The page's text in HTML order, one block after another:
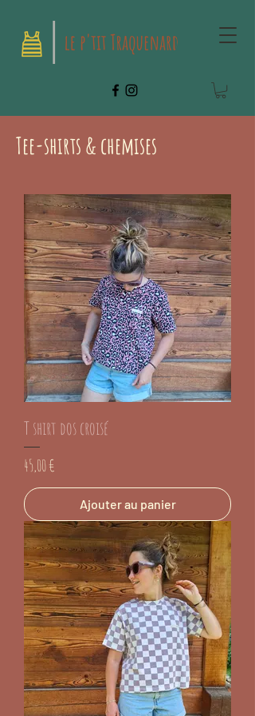
Tee-shirts & chemises
T shirt dos croisé
Prix
45,00 €
Ajouter au panier